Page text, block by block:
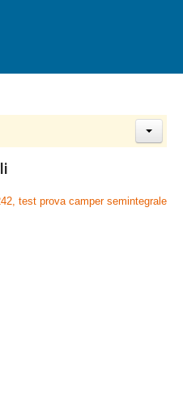
test prova camper semintegrale